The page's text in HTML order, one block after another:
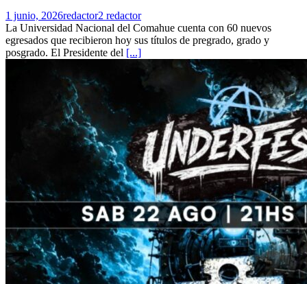
1 junio, 2026redactor2 redactor
La Universidad Nacional del Comahue cuenta con 60 nuevos
egresados que recibieron hoy sus títulos de pregrado, grado y
posgrado. El Presidente del [...]